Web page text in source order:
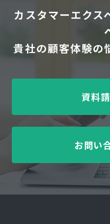
カスタマーエクス
貴社の顧客体験の
資料
お問い